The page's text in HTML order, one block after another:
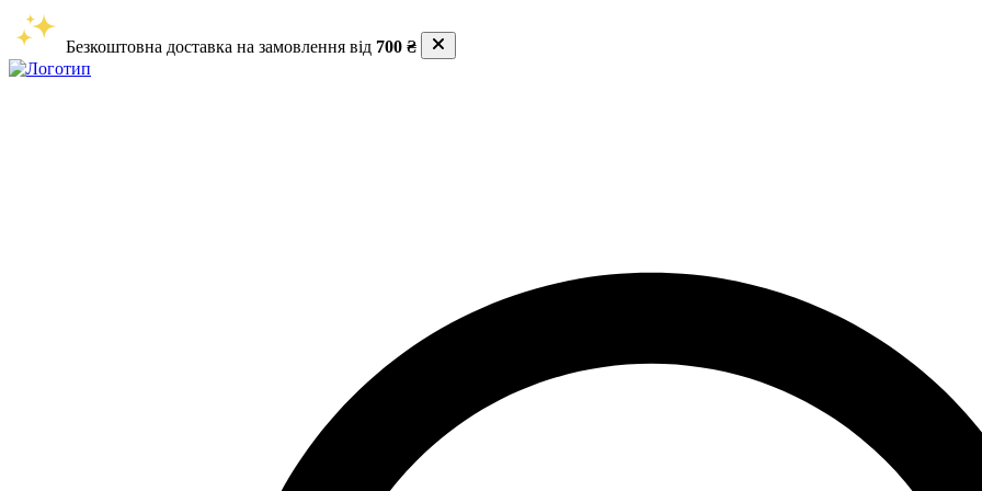
Безкоштовна доставка на замовлення від 700 ₴